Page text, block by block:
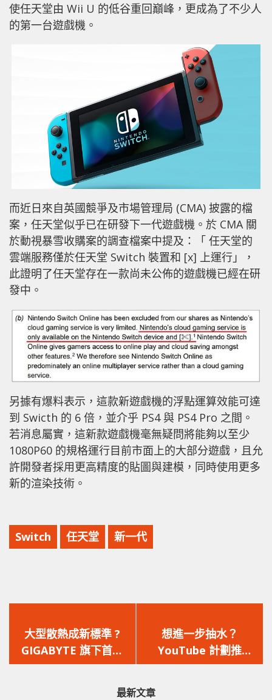
使任天堂由 Wii U 的低谷重回巔峰，更成為了不少人
的第一台遊戲機。
而近日來自英國競爭及市場管理局 (CMA) 披露的檔
案，任天堂似乎已在研發下一代遊戲機。於 CMA 關
於動視暴雪收購案的調查檔案中提及：「 任天堂的
雲端服務僅於任天堂 Switch 裝置和 [x] 上運行」，
此證明了任天堂存在一款尚未公佈的遊戲機已經在研
發中。
另據有爆料表示，這款新遊戲機的浮點運算效能可達
到 Swicth 的 6 倍，並介乎 PS4 與 PS4 Pro 之間。
若消息屬實，這新款遊戲機毫無疑問將能夠以至少
1080P60 的規格運行目前市面上的大部分遊戲，且允
許開發者採用更高精度的貼圖與建模，同時使用更多
新的渲染技術。
Switch 任天堂 新一代
一
篇
文
大型散熱成新標準 ?
GIGABYTE 旗下首款
PCIe 5.0 SSD 開放預購
一
篇
文
想進一步抽水？
YouTube 計劃推
「1080p Premium」
最新文章